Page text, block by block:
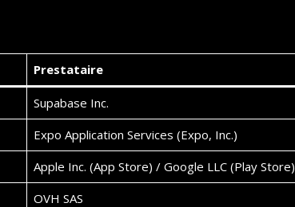
Prestataire
Supabase Inc.
Expo Application Services (Expo, Inc.)
Apple Inc. (App Store) / Google LLC (Play Store)
OVH SAS